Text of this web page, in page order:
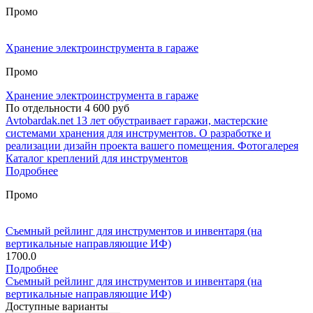
Промо
Хранение электроинструмента в гараже
Промо
Хранение электроинструмента в гараже
По отдельности 4 600 руб
Avtobardak.net 13 лет обустраивает гаражи, мастерские
системами хранения для инструментов. О разработке и
реализации дизайн проекта вашего помещения. Фотогалерея
Каталог креплений для инструментов
Подробнее
Промо
Съемный рейлинг для инструментов и инвентаря (на
вертикальные направляющие ИФ)
1700.0
Подробнее
Съемный рейлинг для инструментов и инвентаря (на
вертикальные направляющие ИФ)
Доступные варианты